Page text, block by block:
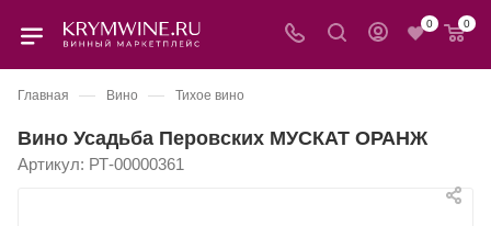
0 0
Главная — Вино — Тихое вино
Вино Усадьба Перовских МУСКАТ ОРАНЖ
Артикул: РТ-00000361